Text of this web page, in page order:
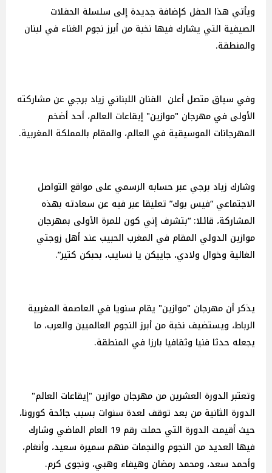
ويأتي هذا الحفل كإضافة جديدة إلى سلسلة الحفلات
الصيفية التي يشارك فيها نخبة من أبرز نجوم الغناء في لبنان
والمنطقة.
وفي سياق متصل أعلن الفنان اللبناني زياد برجي عن مشاركته
الأولى في مهرجان "موازين" إيقاعات العالم، أحد أضخم
المهرجانات الموسيقية في العالم، والمقام بالمملكة المغربية.
وشارك زياد برجي عبر حسابه الرسمي على مواقع التواصل
الاجتماعي “فيس بوك” تعليقا عبر فيه عن سعادته بهذه
المشاركة، قائلا: “بتشرف إني كون للمرة الأولى بمهرجان
موازين الدولي المقام في المغرب الحبيب عند أهل زوجتي
الغالية وخوال ولادي، جاييكن يا نسايب، بحبكن كتير”.
يذكر أن مهرجان "موازين" يقام سنويا في العاصمة المغربية
الرباط، ويستضيف نخبة من أبرز النجوم العالميين والعرب، ما
يجعله حدثا فنيا وثقافيا بارزا في المنطقة.
وتعتبر الدورة العشرين من مهرجان موازين "إيقاعات العالم"
الدورة الثانية من بعد توقف لعدة سنوات بسبب جائحة كورونا،
حيث أقيمت الدورة التي حملت رقم 19 العام الماضي وشارك
فيها العديد من النجوم والنجمات منهم سميرة سعيد، وأنغام،
وأحمد سعد، ومحمد رمضان وهيفاء وهبي، ونجوى كرم.